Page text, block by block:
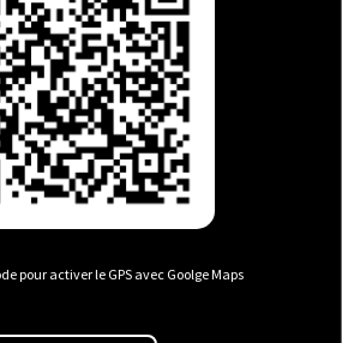
pour activer le GPS avec Goolge Maps